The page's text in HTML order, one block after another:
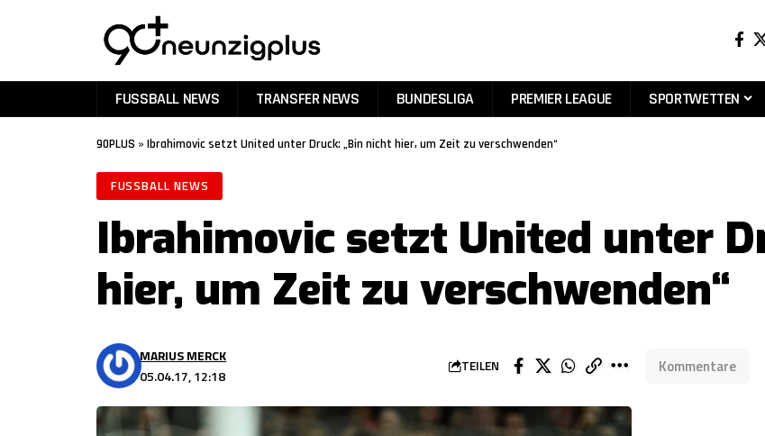
FUSSBALL NEWS TRANSFER NEWS BUNDESLIGA PREMIER LEAGUE SPORTWETTEN
90PLUS » Ibrahimovic setzt United unter Druck: „Bin nicht hier, um Zeit zu verschwenden“
FUSSBALL NEWS
Ibrahimovic setzt United unter
hier, um Zeit zu verschwenden“
05.04.17, 12:18
MARIUS MERCK
TEILEN Kommentare